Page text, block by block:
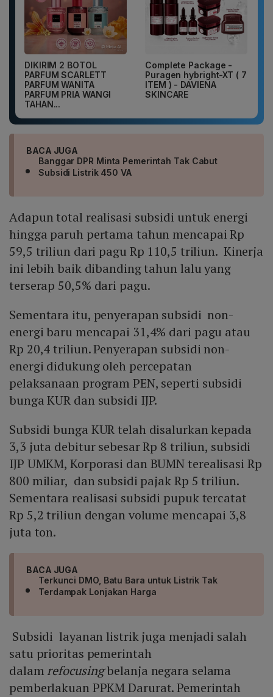
DIKIRIM 2 BOTOL
PARFUM SCARLETT
PARFUM WANITA
PARFUM PRIA WANGI
TAHAN...
Complete Package -
Puragen hybright-XT ( 7
ITEM ) - DAVIENA
SKINCARE
BACA JUGA
Banggar DPR Minta Pemerintah Tak Cabut
Subsidi Listrik 450 VA
Adapun total realisasi subsidi untuk energi
hingga paruh pertama tahun mencapai Rp
59,5 triliun dari pagu Rp 110,5 triliun. Kinerja
ini lebih baik dibanding tahun lalu yang
terserap 50,5% dari pagu.
Sementara itu, penyerapan subsidi non-
energi baru mencapai 31,4% dari pagu atau
Rp 20,4 triliun. Penyerapan subsidi non-
energi didukung oleh percepatan
pelaksanaan program PEN, seperti subsidi
bunga KUR dan subsidi IJP.
Subsidi bunga KUR telah disalurkan kepada
3,3 juta debitur sebesar Rp 8 triliun, subsidi
IJP UMKM, Korporasi dan BUMN terealisasi Rp
800 miliar, dan subsidi pajak Rp 5 triliun.
Sementara realisasi subsidi pupuk tercatat
Rp 5,2 triliun dengan volume mencapai 3,8
juta ton.
BACA JUGA
Terkunci DMO, Batu Bara untuk Listrik Tak
Terdampak Lonjakan Harga
Subsidi layanan listrik juga menjadi salah
satu prioritas pemerintah
dalam refocusingbelanja negara selama
pemberlakuan PPKM Darurat. Pemerintah